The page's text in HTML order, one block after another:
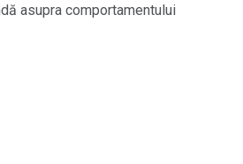
asupra comportamentului